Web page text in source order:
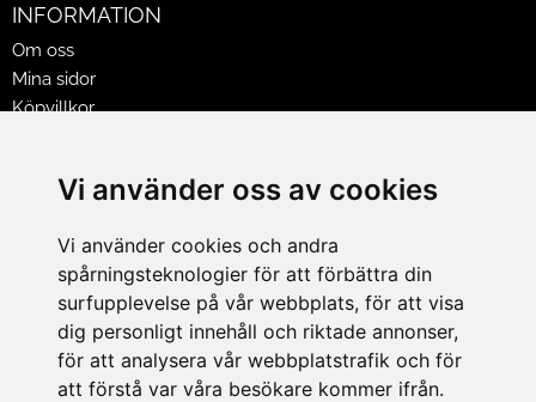
Vi använder oss av cookies
Vi använder cookies och andra
spårningsteknologier för att förbättra din
surfupplevelse på vår webbplats, för att visa
dig personligt innehåll och riktade annonser,
för att analysera vår webbplatstrafik och för
att förstå var våra besökare kommer ifrån.
INFORMATION
Om oss
Mina sidor
Köpvillkor
Jobba på Hasselgrens
LEVERANS
BETALNINGSSÄTT